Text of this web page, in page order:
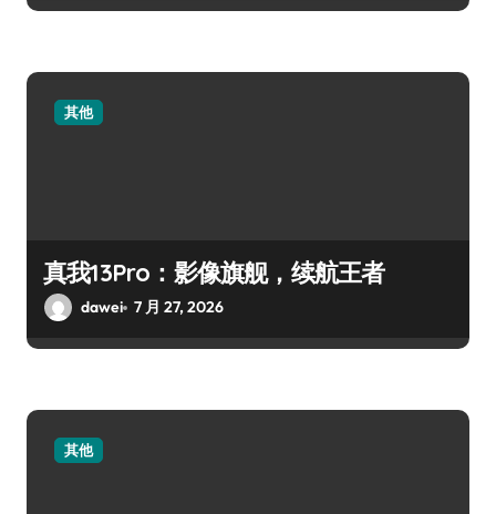
其他
真我13Pro：影像旗舰，续航王者
dawei 7 月 27, 2026
其他